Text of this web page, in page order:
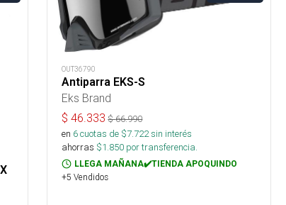
OUT36790
Antiparra EKS-S
Eks Brand
$46.333 $66.990
en 6cuotas de $7.722sin interés
ahorras $1.850 por transferencia.
LLEGA MAÑANA✔️TIENDA APOQUINDO
+5 Vendidos